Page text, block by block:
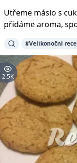
Utřeme máslo s
přidáme aroma,
#Velikonoční
2.5K